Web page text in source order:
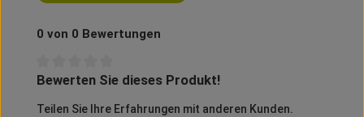
0 von 0 Bewertungen
Durchschnittliche Bewertung von 0 von 5 Sternen
Bewerten Sie dieses Produkt!
Teilen Sie Ihre Erfahrungen mit anderen Kunden.